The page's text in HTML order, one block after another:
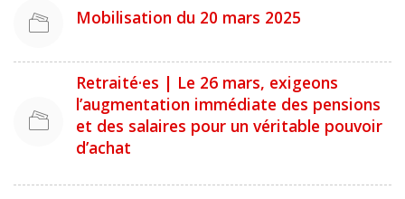
Mobilisation du 20 mars 2025
Retraité·es | Le 26 mars, exigeons
l’augmentation immédiate des pensions
et des salaires pour un véritable pouvoir
d’achat